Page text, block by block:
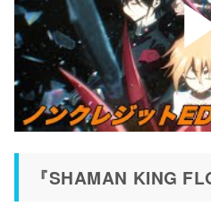
『SHAMAN KING